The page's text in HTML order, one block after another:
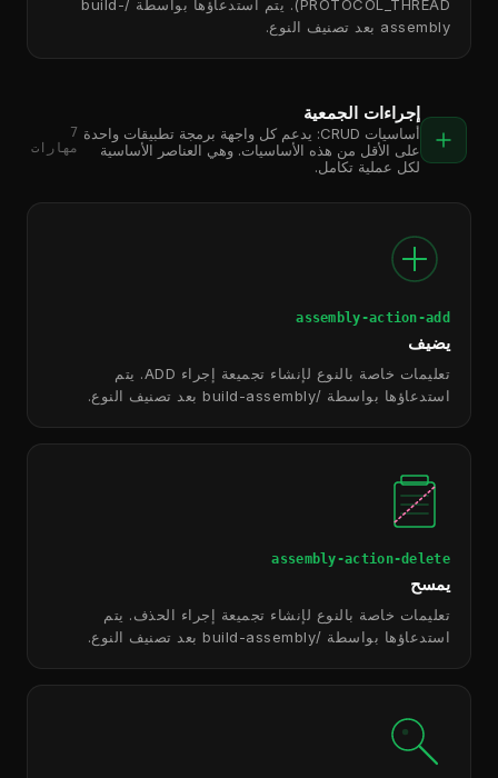
PROTOCOL_THREAD). يتم استدعاؤها بواسطة /build-
assembly بعد تصنيف النوع.
إجراءات الجمعية
أساسيات CRUD: يدعم كل واجهة برمجة تطبيقات واحدة
على الأقل من هذه الأساسيات. وهي العناصر الأساسية
لكل عملية تكامل.
7
مهارات
assembly-action-add
يضيف
تعليمات خاصة بالنوع لإنشاء تجميعة إجراء ADD. يتم
استدعاؤها بواسطة /build-assembly بعد تصنيف النوع.
assembly-action-delete
يمسح
تعليمات خاصة بالنوع لإنشاء تجميعة إجراء الحذف. يتم
استدعاؤها بواسطة /build-assembly بعد تصنيف النوع.